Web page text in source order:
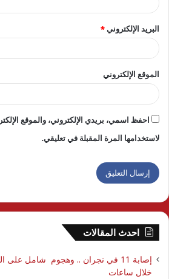
البريد الإلكتروني*
الموقع الإلكتروني
احفظ اسمي، بريدي الإلكتروني، والموقع
لاستخدامها المرة المقبلة في تعليقي.
احدث المقالات
إصابة 11 في نجران .. وهجوم شامل على
خلال ساعات